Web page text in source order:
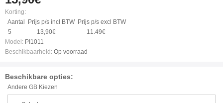
Korting:
Aantal
Prijs p/s incl BTW Prijs p/s excl BTW
5
13,90€
11.49€
Model: PI1011
Beschikbaarheid: Op voorraad
Beschikbare opties:
Andere GB Kiezen